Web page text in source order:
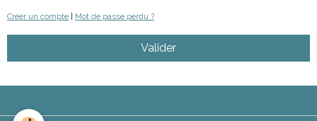
Créer un compte | Mot de passe perdu ?
Valider